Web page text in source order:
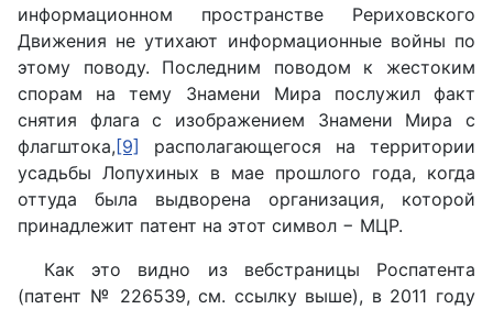
информационном пространстве Рериховского
Движения не утихают информационные войны по
этому поводу. Последним поводом к жестоким
спорам на тему Знамени Мира послужил факт
снятия флага с изображением Знамени Мира с
флагштока,[9] располагающегося на территории
усадьбы Лопухиных в мае прошлого года, когда
оттуда была выдворена организация, которой
принадлежит патент на этот символ − МЦР.
Как это видно из вебстраницы Роспатента
(патент № 226539, см. ссылку выше), в 2011 году